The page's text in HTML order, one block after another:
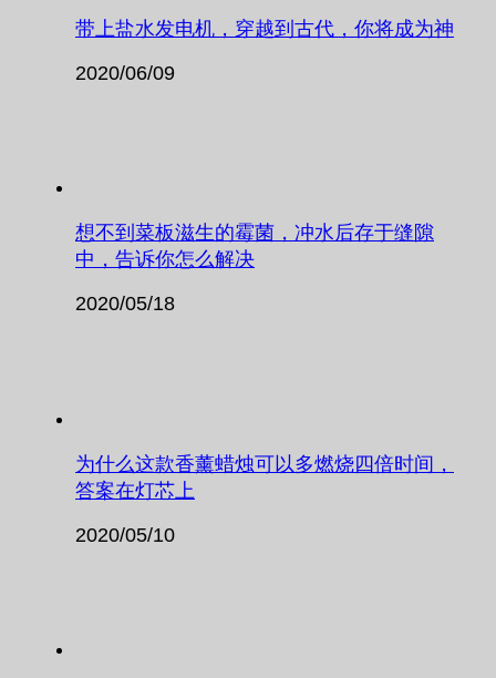
带上盐水发电机，穿越到古代，你将成为神
2020/06/09
想不到菜板滋生的霉菌，冲水后存于缝隙
中，告诉你怎么解决
2020/05/18
为什么这款香薰蜡烛可以多燃烧四倍时间，
答案在灯芯上
2020/05/10